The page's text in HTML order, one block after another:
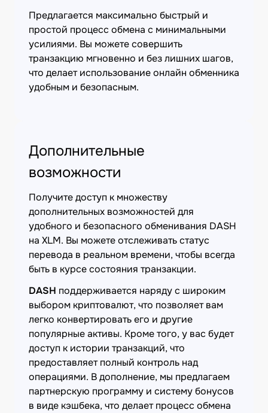
Предлагается максимально быстрый и
простой процесс обмена с минимальными
усилиями. Вы можете совершить
транзакцию мгновенно и без лишних шагов,
что делает использование онлайн обменника
удобным и безопасным.
Дополнительные
возможности
Получите доступ к множеству
дополнительных возможностей для
удобного и безопасного обменивания DASH
на XLM. Вы можете отслеживать статус
перевода в реальном времени, чтобы всегда
быть в курсе состояния транзакции.
DASH поддерживается наряду с широким
выбором криптовалют, что позволяет вам
легко конвертировать его и другие
популярные активы. Кроме того, у вас будет
доступ к истории транзакций, что
предоставляет полный контроль над
операциями. В дополнение, мы предлагаем
партнерскую программу и систему бонусов
в виде кэшбека, что делает процесс обмена